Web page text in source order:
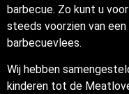
barbecue. Zo kunt u
steeds voorzien van
barbecuevlees.
Wij hebben
kinderen tot de